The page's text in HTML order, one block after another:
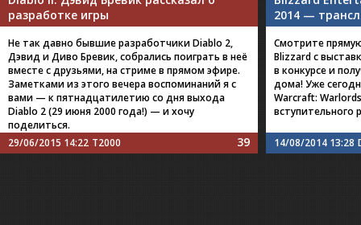
разработке игры
Не так давно бывшие разработчики Diablo 2,
Дэвид и Диво Бревик, собрались поиграть в неё
вместе с друзьями, на стриме в прямом эфире.
Заметками из этого вечера воспоминаний я с
вами — к пятнадцатилетию со дня выхода
Diablo 2 (29 июня 2000 года!) — и хочу
поделиться.
29/06/2015 14:22 T2000 39
2014 —
Смотрите
Blizzard с
в конкурсе и
дома! Уже
Warcraft:
вступительного
14/08/2014 13:28